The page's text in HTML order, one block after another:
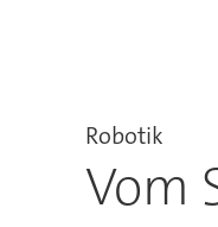
Robotik
Vom